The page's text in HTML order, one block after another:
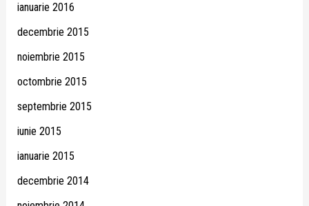
ianuarie 2016
decembrie 2015
noiembrie 2015
octombrie 2015
septembrie 2015
iunie 2015
ianuarie 2015
decembrie 2014